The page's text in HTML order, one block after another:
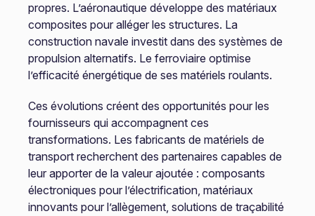
propres. L’aéronautique développe des matériaux
composites pour alléger les structures. La
construction navale investit dans des systèmes de
propulsion alternatifs. Le ferroviaire optimise
l’efficacité énergétique de ses matériels roulants.
Ces évolutions créent des opportunités pour les
fournisseurs qui accompagnent ces
transformations. Les fabricants de matériels de
transport recherchent des partenaires capables de
leur apporter de la valeur ajoutée : composants
électroniques pour l’électrification, matériaux
innovants pour l’allègement, solutions de traçabilité